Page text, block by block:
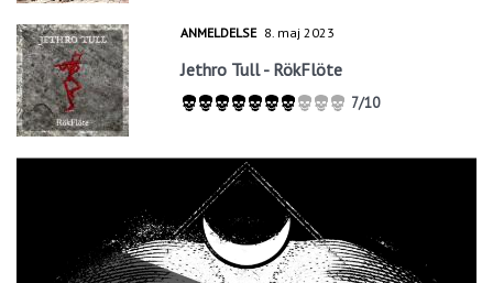
ANMELDELSE 8. maj 2023
Jethro Tull - RökFlöte
7/10